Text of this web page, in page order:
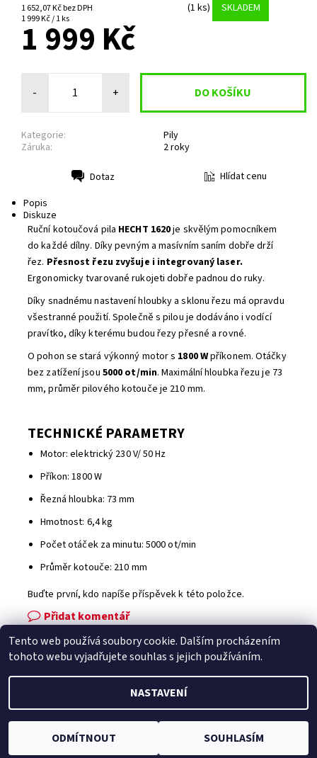
1 652,07 Kč bez DPH
1 999 Kč / 1 ks
(1 ks) SKLADEM
1 999 Kč
- +
Kategorie:
Pily
Záruka:
2 roky
Dotaz
Hlídat cenu
Popis
Diskuze
Ruční kotoučová pila HECHT 1620je skvělým pomocníkem
do každé dílny. Díky pevným a masívním saním dobře drží
řez. Přesnost řezu zvyšuje i integrovaný laser.
Ergonomicky tvarované rukojeti dobře padnou do ruky.
Díky snadnému nastavení hloubky a sklonu řezu má opravdu
všestranné použití. Společně s pilou je dodáváno i vodící
pravítko, díky kterému budou řezy přesné a rovné.
O pohon se stará výkonný motor s 1800 Wpříkonem. Otáčky
bez zatížení jsou 5000 ot/min. Maximální hloubka řezu je 73
mm, průměr pilového kotouče je 210 mm.
TECHNICKÉ PARAMETRY
Motor: elektrický 230 V/ 50 Hz
Příkon: 1800 W
Řezná hloubka: 73 mm
Hmotnost: 6,4 kg
Počet otáček za minutu: 5000 ot/min
Průměr kotouče: 210 mm
Buďte první, kdo napíše příspěvek k této položce.
Přidat komentář
Facebook | Heureka.cz | Zboží.cz
2026 © Zahradní technika VOLEJNÍK, všechna práva vyhrazena
Tento web používá soubory cookie. Dalším procházením
tohoto webu vyjadřujete souhlas s jejich používáním.
NASTAVENÍ
ODMÍTNOUT SOUHLASÍM